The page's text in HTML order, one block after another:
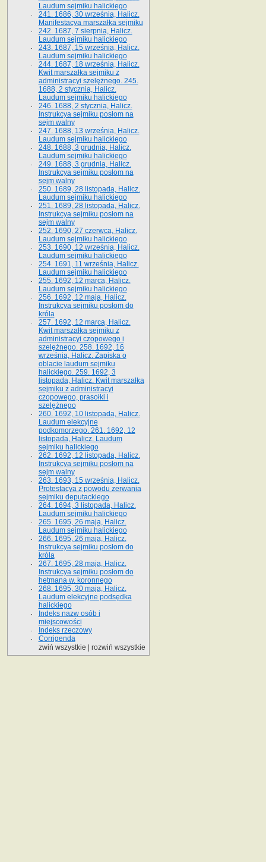
Laudum sejmiku halickiego
241. 1686, 30 września, Halicz.
Manifestacya marszałka sejmiku
242. 1687, 7 sierpnia, Halicz.
Laudum sejmiku halickiego
243. 1687, 15 września, Halicz.
Laudum sejmiku halickiego
244. 1687, 18 września, Halicz.
Kwit marszałka sejmiku z
administracyi szelężnego. 245.
1688, 2 stycznia, Halicz.
Laudum sejmiku halickiego
246. 1688, 2 stycznia, Halicz.
Instrukcya sejmiku posłom na
sejm walny
247. 1688, 13 września, Halicz.
Laudum sejmiku halickiego
248. 1688, 3 grudnia, Halicz.
Laudum sejmiku halickiego
249. 1688, 3 grudnia, Halicz.
Instrukcya sejmiku posłom na
sejm walny
250. 1689, 28 listopada, Halicz.
Laudum sejmiku halickiego
251. 1689, 28 listopada, Halicz.
Instrukcya sejmiku posłom na
sejm walny
252. 1690, 27 czerwca, Halicz.
Laudum sejmiku halickiego
253. 1690, 12 września, Halicz.
Laudum sejmiku halickiego
254. 1691, 11 września, Halicz.
Laudum sejmiku halickiego
255. 1692, 12 marca, Halicz.
Laudum sejmiku halickiego
256. 1692, 12 maja, Halicz.
Instrukcya sejmiku posłom do
króla
257. 1692, 12 marca, Halicz.
Kwit marszałka sejmiku z
administracyi czopowego i
szelężnego. 258. 1692, 16
września, Halicz. Zapiska o
oblacie laudum sejmiku
halickiego. 259. 1692, 3
listopada, Halicz. Kwit marszałka
sejmiku z administracyi
czopowego, prasołki i
szelężnego
260. 1692, 10 listopada, Halicz.
Laudum elekcyjne
podkomorzego. 261. 1692, 12
listopada, Halicz. Laudum
sejmiku halickiego
262. 1692, 12 listopada, Halicz.
Instrukcya sejmiku posłom na
sejm walny
263. 1693, 15 września, Halicz.
Protestacya z powodu zerwania
sejmiku deputackiego
264. 1694, 3 listopada, Halicz.
Laudum sejmiku halickiego
265. 1695, 26 maja, Halicz.
Laudum sejmiku halickiego
266. 1695, 26 maja, Halicz.
Instrukcya sejmiku posłom do
króla
267. 1695, 28 maja, Halicz.
Instrukcya sejmiku posłom do
hetmana w. koronnego
268. 1695, 30 maja, Halicz.
Laudum elekcyjne podsędka
halickiego
Indeks nazw osób i
miejscowości
Indeks rzeczowy
Corrigenda
zwiń wszystkie
rozwiń wszystkie